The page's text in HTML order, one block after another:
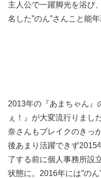
主人公で一躍脚光を浴び
名した”のん”さんこと能
2013年の『あまちゃん』
ぇ！』が大変流行りまし
奈さんもブレイクのきっ
後あまり活躍できず2015
了する前に個人事務所設
状態に。2016年には”の